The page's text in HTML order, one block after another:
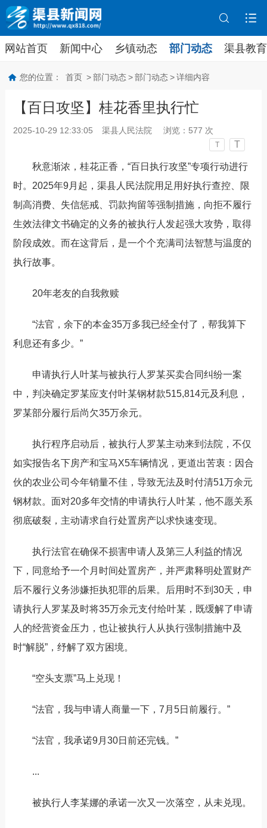
网站首页 新闻中心 乡镇动态 部门动态 渠县教育
您的位置： 首页 > 部门动态 > 部门动态 > 详细内容
【百日攻坚】桂花香里执行忙
2025-10-29 12:33:05 渠县人民法院 浏览： 577 次
T T
秋意渐浓，桂花正香， “百日执行攻坚”专项行动进行
时。 2025年9月起，渠县人民法院用足用好执行查控、限
制高消费、失信惩戒、罚款拘留等强制措施，向拒不履行
生效法律文书确定的 义务的被执行人发起强大攻势，取得
阶段成效。 而在这背后，是一个个充满司法智慧与温度的
执行故事。
20年老友的自我救赎
“法官，余下的本金35万多我已经全付了 ，帮我算下
利息还有多少。 ”
申请执行人叶某与被执行人罗某买卖合同纠纷一案
中，判决确定罗某应支付叶某钢材款515,814元及利息，
罗某部分履行后尚欠35万余元。
执行程序启动后， 被执行人罗某主动来到法院，不仅
如实报告名下房产和宝马X5车辆情况，更道出苦衷：因合
伙的农业公司今年销量不佳，导致无法及时付清51万余元
钢材款。面对20多年交情的申请执行人叶某，他不愿关系
彻底破裂，主动请求自行处置房产以求快速变现。
执行法官在确保不损害申请人及第三人利益的情况
下，同意给予一个月时间处置房产，并严肃释明处置财产
后不履行义务涉嫌拒执犯罪的后果。后用时不到 30天，申
请执行人 罗某及时将35万余元支付给叶某，既缓解了申请
人的经营资金压力，也让被执行人从执行强制措施中及
时“解脱”，纾解了双方困境。
“空头支票”马上兑现！
“法官，我与申请人商量一下， 7 月 5日前履行。 ”
“法官，我承诺9月 30日前还完钱。 ”
...
被执行人李某娜的承诺一次又一次落空，从未兑现。